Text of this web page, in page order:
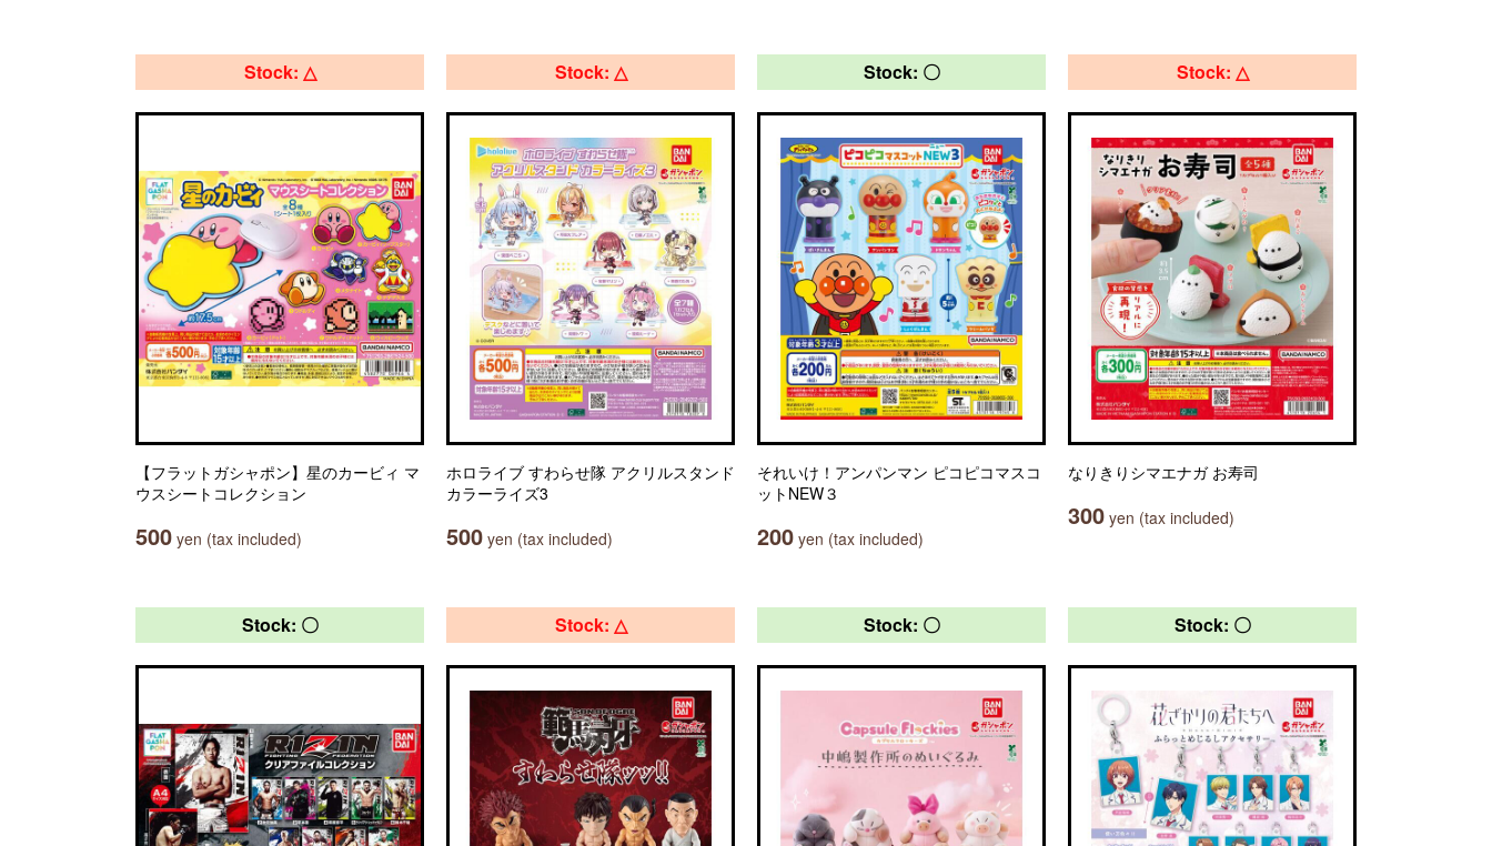
Stock: △
【フラットガシャポン】星のカービィ マ
ウスシートコレクション
500 yen (tax included)
Stock: △
ホロライブ すわらせ隊 アクリルスタンド
カラーライズ3
500 yen (tax included)
Stock: 〇
それいけ！アンパンマン ピコピコマスコ
ットNEW３
200 yen (tax included)
Stock: △
なりきりシマエナガ お寿司
300 yen (tax included)
Stock: 〇 Stock: △ Stock: 〇 Stock: 〇